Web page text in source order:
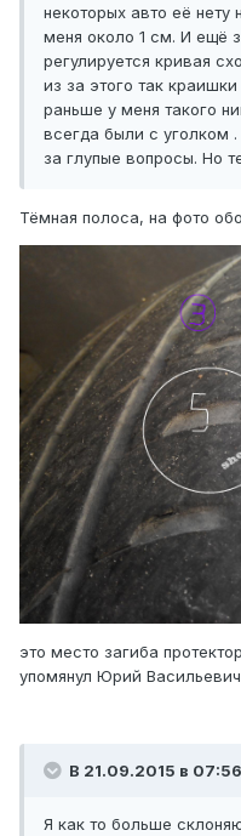
некоторых авто её
меня около 1 см. И ещё
регулируется кривая
из за этого так
раньше у меня такого
всегда были с уголком
за глупые вопросы. Но
Тёмная полоса, на фото
это место загиба
упомянул Юрий
В 21.09.2015 в
Я как то больше